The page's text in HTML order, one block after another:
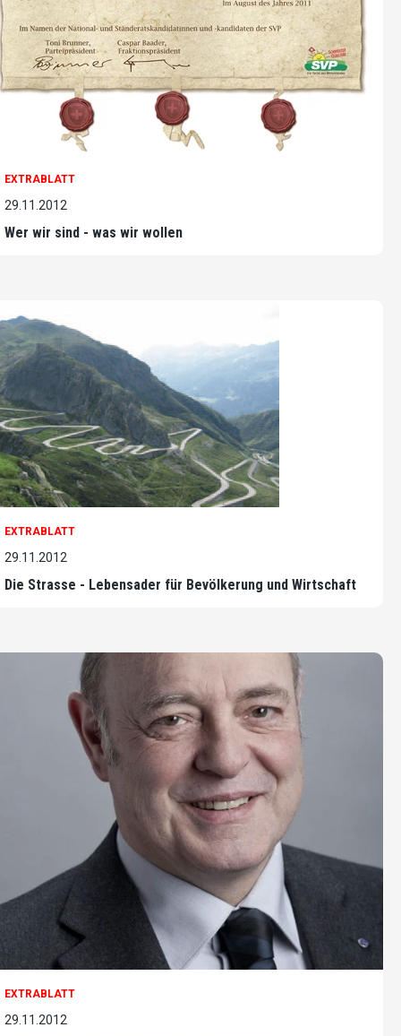
EXTRABLATT
29.11.2012
Wer wir sind - was wir wollen
EXTRABLATT
29.11.2012
Die Strasse - Lebensader für Bevölkerung und Wirtschaft
EXTRABLATT
29.11.2012